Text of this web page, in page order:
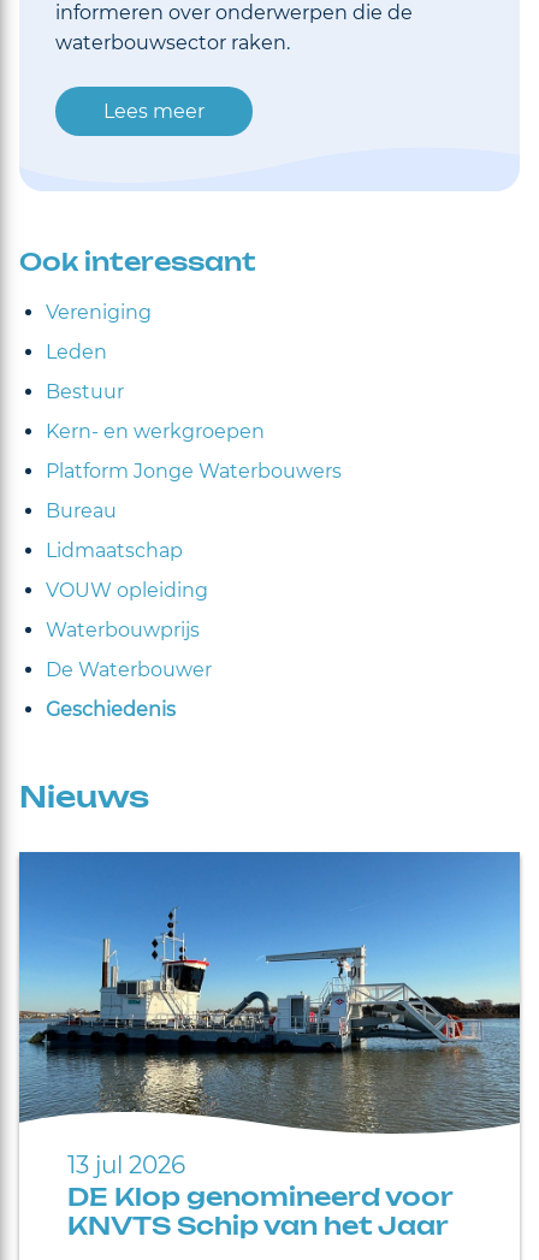
informeren over onderwerpen die de
waterbouwsector raken.
Lees meer
Ook interessant
Vereniging
Leden
Bestuur
Kern- en werkgroepen
Platform Jonge Waterbouwers
Bureau
Lidmaatschap
VOUW opleiding
Waterbouwprijs
De Waterbouwer
Geschiedenis
Nieuws
13 jul 2026
DE Klop genomineerd voor
KNVTS Schip van het Jaar